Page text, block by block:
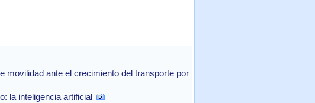
movilidad ante el crecimiento del transporte por
la inteligencia artificial